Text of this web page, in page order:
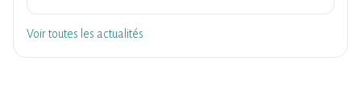
Voir toutes les actualités